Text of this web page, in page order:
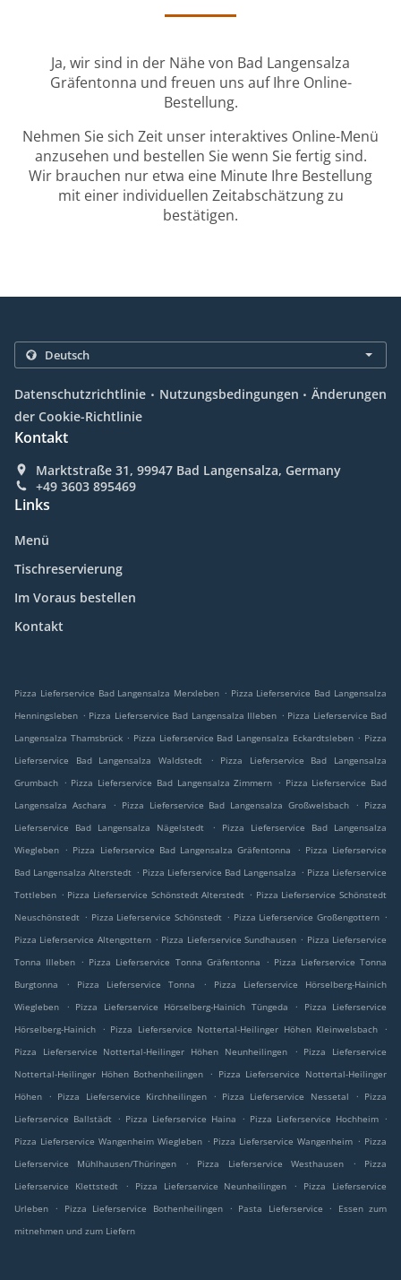
Ja, wir sind in der Nähe von Bad Langensalza
Gräfentonna und freuen uns auf Ihre Online-
Bestellung.
Nehmen Sie sich Zeit unser interaktives Online-Menü
anzusehen und bestellen Sie wenn Sie fertig sind.
Wir brauchen nur etwa eine Minute Ihre Bestellung
mit einer individuellen Zeitabschätzung zu
bestätigen.
Datenschutzrichtlinie . Nutzungsbedingungen . Änderungen
der Cookie-Richtlinie
Kontakt
Marktstraße 31, 99947 Bad Langensalza, Germany
+49 3603 895469
Links
Menü
Tischreservierung
Im Voraus bestellen
Kontakt
Pizza Lieferservice Bad Langensalza Merxleben . Pizza Lieferservice Bad Langensalza
Henningsleben . Pizza Lieferservice Bad Langensalza Illeben . Pizza Lieferservice Bad
Langensalza Thamsbrück . Pizza Lieferservice Bad Langensalza Eckardtsleben . Pizza
Lieferservice Bad Langensalza Waldstedt
.
Pizza Lieferservice Bad Langensalza
Grumbach . Pizza Lieferservice Bad Langensalza Zimmern . Pizza Lieferservice Bad
Langensalza Aschara
. Pizza Lieferservice Bad Langensalza Großwelsbach . Pizza
Lieferservice Bad Langensalza Nägelstedt
.
Pizza Lieferservice Bad Langensalza
Wiegleben . Pizza Lieferservice Bad Langensalza Gräfentonna . Pizza Lieferservice
Bad Langensalza Alterstedt . Pizza Lieferservice Bad Langensalza . Pizza Lieferservice
Tottleben . Pizza Lieferservice Schönstedt Alterstedt . Pizza Lieferservice Schönstedt
Neuschönstedt . Pizza Lieferservice Schönstedt . Pizza Lieferservice Großengottern .
Pizza Lieferservice Altengottern . Pizza Lieferservice Sundhausen . Pizza Lieferservice
Tonna Illeben . Pizza Lieferservice Tonna Gräfentonna . Pizza Lieferservice Tonna
Burgtonna
. Pizza Lieferservice Tonna .
Pizza Lieferservice Hörselberg-Hainich
Wiegleben
. Pizza Lieferservice Hörselberg-Hainich Tüngeda .
Pizza Lieferservice
Hörselberg-Hainich
. Pizza Lieferservice Nottertal-Heilinger Höhen Kleinwelsbach
.
Pizza Lieferservice Nottertal-Heilinger Höhen Neunheilingen
. Pizza Lieferservice
Nottertal-Heilinger Höhen Bothenheilingen
. Pizza Lieferservice Nottertal-Heilinger
Höhen
. Pizza Lieferservice Kirchheilingen . Pizza Lieferservice Nessetal . Pizza
Lieferservice Ballstädt . Pizza Lieferservice Haina . Pizza Lieferservice Hochheim .
Pizza Lieferservice Wangenheim Wiegleben . Pizza Lieferservice Wangenheim . Pizza
Lieferservice Mühlhausen/Thüringen
. Pizza Lieferservice Westhausen .
Pizza
Lieferservice Klettstedt
. Pizza Lieferservice Neunheilingen .
Pizza Lieferservice
Urleben
. Pizza Lieferservice Bothenheilingen . Pasta Lieferservice .
Essen zum
mitnehmen und zum Liefern